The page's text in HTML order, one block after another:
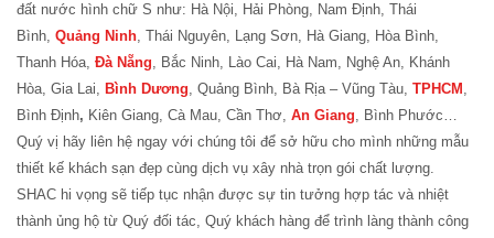
đất nước hình chữ S như: Hà Nội, Hải Phòng, Nam Định, Thái
Bình, Quảng Ninh, Thái Nguyên, Lạng Sơn, Hà Giang, Hòa Bình,
Thanh Hóa, Đà Nẵng, Bắc Ninh, Lào Cai, Hà Nam, Nghệ An, Khánh
Hòa, Gia Lai, Bình Dương, Quảng Bình, Bà Rịa – Vũng Tàu, TPHCM ,
Bình Định, Kiên Giang, Cà Mau, Cần Thơ, An Giang, Bình Phước…
Quý vị hãy liên hệ ngay với chúng tôi để sở hữu cho mình những mẫu
thiết kế khách sạn đẹp cùng dịch vụ xây nhà trọn gói chất lượng.
SHAC hi vọng sẽ tiếp tục nhận được sự tin tưởng hợp tác và nhiệt
thành ủng hộ từ Quý đối tác, Quý khách hàng để trình làng thành công